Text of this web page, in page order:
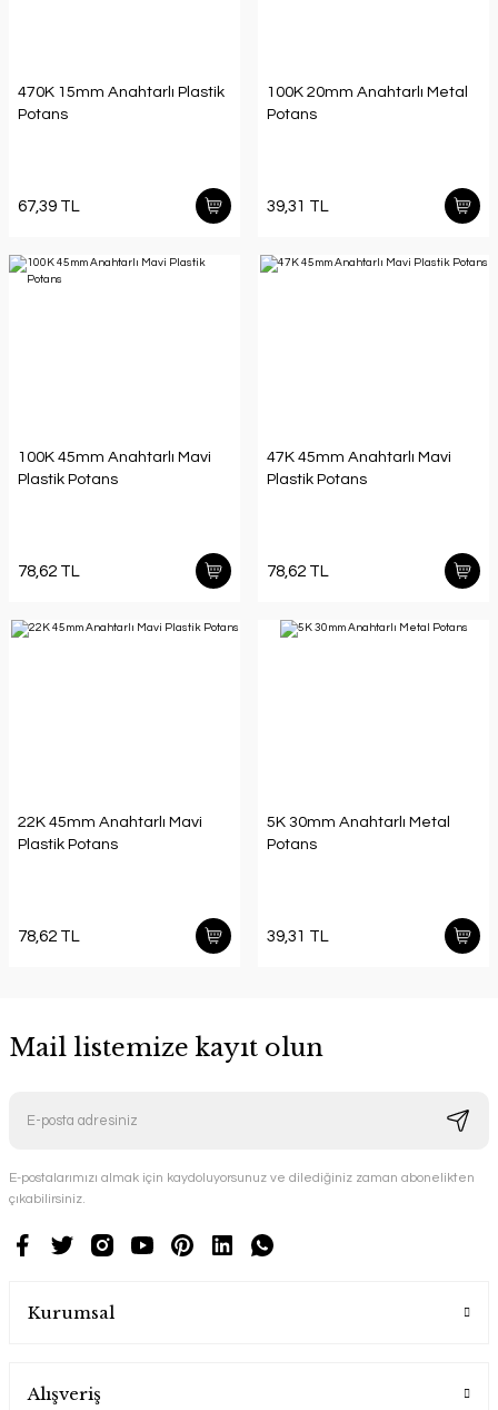
470K 15mm Anahtarlı Plastik
Potans
67,39 TL
100K 20mm Anahtarlı Metal
Potans
39,31 TL
100K 45mm Anahtarlı Mavi
Plastik Potans
78,62 TL
47K 45mm Anahtarlı Mavi
Plastik Potans
78,62 TL
22K 45mm Anahtarlı Mavi
Plastik Potans
78,62 TL
5K 30mm Anahtarlı Metal
Potans
39,31 TL
Mail listemize kayıt olun
E-postalarımızı almak için kaydoluyorsunuz ve dilediğiniz zaman abonelikten
çıkabilirsiniz.
Kurumsal
Alışveriş